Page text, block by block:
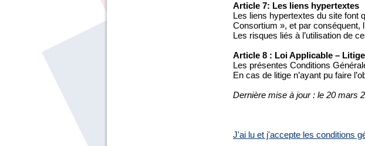
Article 7: Les liens hypertextes
Les liens hypertextes du site font
Consortium », et par conséquent,
Les risques liés à l’utilisation de
Article 8 : Loi Applicable – Litige
Les présentes Conditions
En cas de litige n’ayant pu faire
Dernière mise à jour : le 20 mars
J'ai lu et j'accepte les conditions